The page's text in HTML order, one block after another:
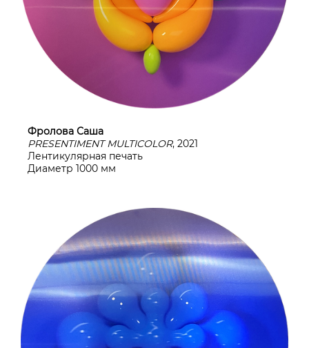
Фролова Саша
PRESENTIMENT MULTICOLOR, 2021
Лентикулярная печать
Диаметр 1000 мм